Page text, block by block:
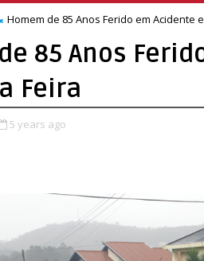
Homem de 85 Anos Ferido em Acidente
85 Anos
Feira
5 years ago